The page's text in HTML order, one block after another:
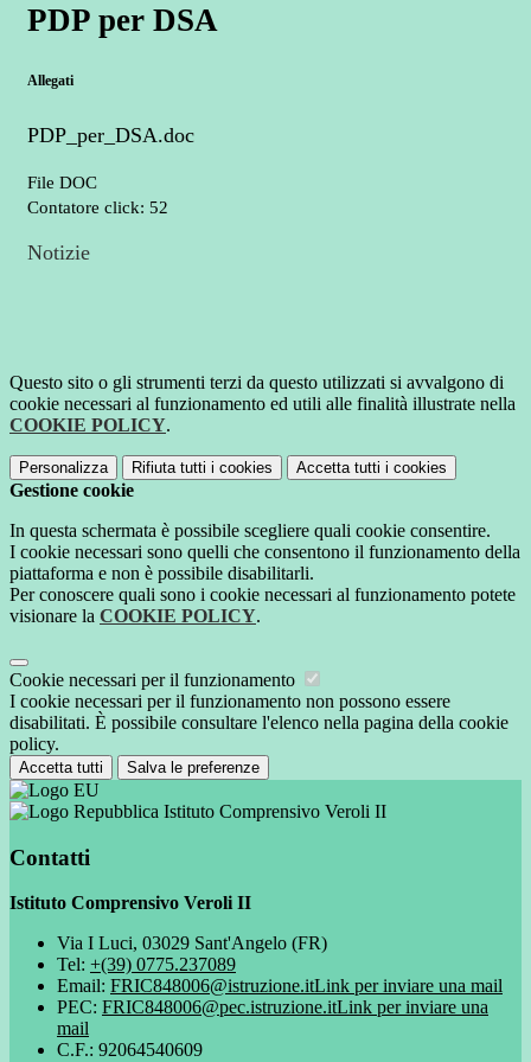
PDP per DSA
Allegati
PDP_per_DSA.doc
File DOC
Contatore click: 52
Notizie
Questo sito o gli strumenti terzi da questo utilizzati si avvalgono di
cookie necessari al funzionamento ed utili alle finalità illustrate nella
COOKIE POLICY.
Personalizza Rifiuta tutti i cookies Accetta tutti i cookies
Gestione cookie
In questa schermata è possibile scegliere quali cookie consentire.
I cookie necessari sono quelli che consentono il funzionamento della
piattaforma e non è possibile disabilitarli.
Per conoscere quali sono i cookie necessari al funzionamento potete
visionare la COOKIE POLICY.
Cookie necessari per il funzionamento
I cookie necessari per il funzionamento non possono essere
disabilitati. È possibile consultare l'elenco nella pagina della cookie
policy.
Accetta tutti Salva le preferenze
Istituto Comprensivo Veroli II
Contatti
Istituto Comprensivo Veroli II
Via I Luci, 03029 Sant'Angelo (FR)
Tel: +(39) 0775.237089
Email: FRIC848006@istruzione.itLink per inviare una mail
PEC: FRIC848006@pec.istruzione.itLink per inviare una
mail
C.F.: 92064540609